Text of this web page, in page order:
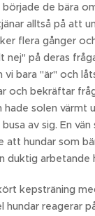
de bära
alltså på att
flera gånger
nej" på deras
vi bara "är" och
och bekräftar
hade solen värmt
av sig. En
att hundar som
duktig arbetande
kepsträning
hundar reagerar